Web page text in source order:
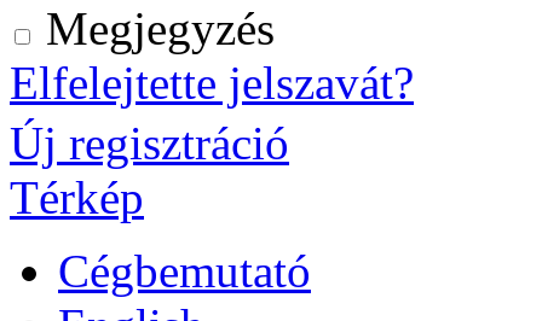
Megjegyzés
Elfelejtette jelszavát?
Új regisztráció
Térkép
Cégbemutató